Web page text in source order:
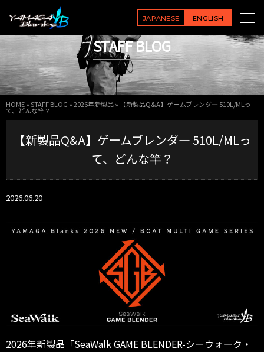
JAPANESE ENGLISH
STAFF BLOG
HOME»STAFF BLOG »2026年新製品» 【新製品Q&A】ゲームブレンダ― 510L/MLっ
て、どんな竿？
【新製品Q&A】ゲームブレンダ― 510L/MLっ
て、どんな竿？
2026.06.20
2026年新製品「SeaWalk GAME BLENDER-シーウォーク・